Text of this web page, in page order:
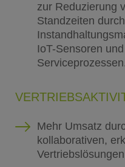
zur Reduzierung
Standzeiten
IoT-Sensoren
Mehr Umsatz
kollaborativen,